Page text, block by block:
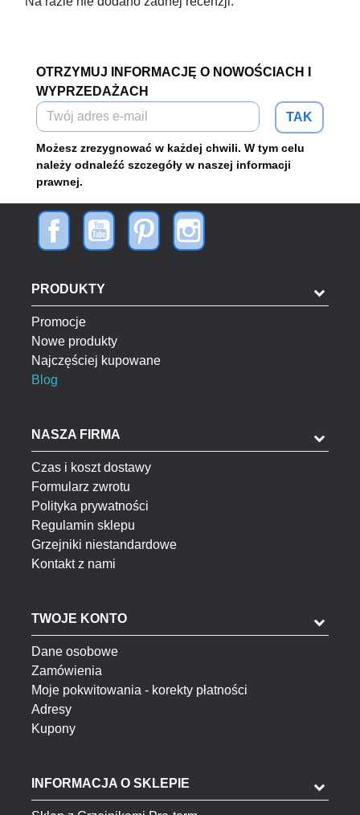
OTRZYMUJ INFORMACJĘ O NOWOŚCIACH I
WYPRZEDAŻACH
TAK
Możesz zrezygnować w każdej chwili. W tym celu
należy odnaleźć szczegóły w naszej informacji
prawnej.
PRODUKTY
Promocje
Nowe produkty
Najczęściej kupowane
Blog
NASZA FIRMA
Czas i koszt dostawy
Formularz zwrotu
Polityka prywatności
Regulamin sklepu
Grzejniki niestandardowe
Kontakt z nami
TWOJE KONTO
Dane osobowe
Zamówienia
Moje pokwitowania - korekty płatności
Adresy
Kupony
INFORMACJA O SKLEPIE